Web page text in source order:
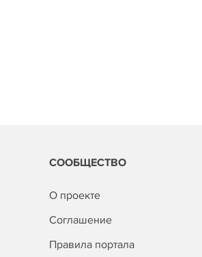
СООБЩЕСТВО
О проекте
Соглашение
Правила портала